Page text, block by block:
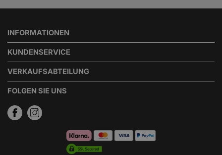
INFORMATIONEN
KUNDENSERVICE
VERKAUFSABTEILUNG
FOLGEN SIE UNS